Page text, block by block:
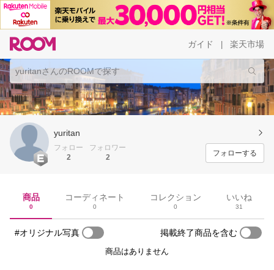
ガイド 楽天市場
yuritan
フォロー
2
フォロワー
2
フォローする
商品
0
コーディネート
0
コレクション
0
いいね
31
#オリジナル写真 掲載終了商品を含む
商品はありません